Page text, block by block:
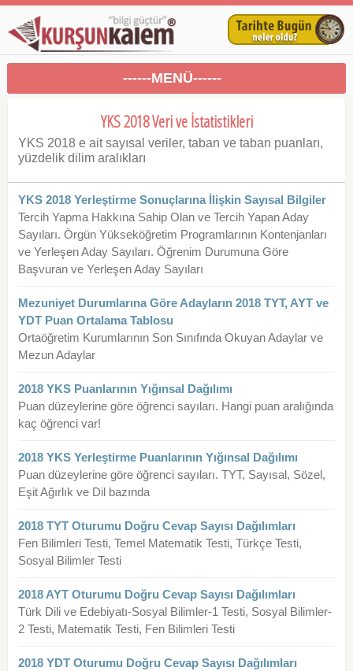
------MENÜ------
YKS 2018 Veri ve İstatistikleri
YKS 2018 e ait sayısal veriler, taban ve taban puanları,
yüzdelik dilim aralıkları
YKS 2018 Yerleştirme Sonuçlarına İlişkin Sayısal Bilgiler
Tercih Yapma Hakkına Sahip Olan ve Tercih Yapan Aday
Sayıları. Örgün Yükseköğretim Programlarının Kontenjanları
ve Yerleşen Aday Sayıları. Öğrenim Durumuna Göre
Başvuran ve Yerleşen Aday Sayıları
Mezuniyet Durumlarına Göre Adayların 2018 TYT, AYT ve
YDT Puan Ortalama Tablosu
Ortaöğretim Kurumlarının Son Sınıfında Okuyan Adaylar ve
Mezun Adaylar
2018 YKS Puanlarının Yığınsal Dağılımı
Puan düzeylerine göre öğrenci sayıları. Hangi puan aralığında
kaç öğrenci var!
2018 YKS Yerleştirme Puanlarının Yığınsal Dağılımı
Puan düzeylerine göre öğrenci sayıları. TYT, Sayısal, Sözel,
Eşit Ağırlık ve Dil bazında
2018 TYT Oturumu Doğru Cevap Sayısı Dağılımları
Fen Bilimleri Testi, Temel Matematik Testi, Türkçe Testi,
Sosyal Bilimler Testi
2018 AYT Oturumu Doğru Cevap Sayısı Dağılımları
Türk Dili ve Edebiyatı-Sosyal Bilimler-1 Testi, Sosyal Bilimler-
2 Testi, Matematik Testi, Fen Bilimleri Testi
2018 YDT Oturumu Doğru Cevap Sayısı Dağılımları